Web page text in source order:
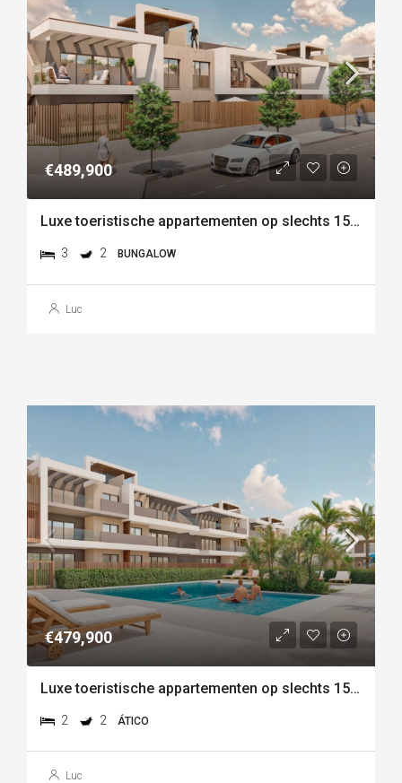
€489,900
Luxe toeristische appartementen op slechts 150 meter van het strand van las higuericas – torre de la
3 2 BUNGALOW
Luc
€479,900
Luxe toeristische appartementen op slechts 150 meter van het strand van las higuericas – torre de la
2 2 ÁTICO
Luc